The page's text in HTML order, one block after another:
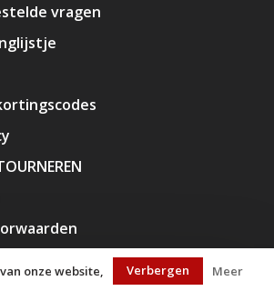
vragen
onze website,
Verbergen
Meer